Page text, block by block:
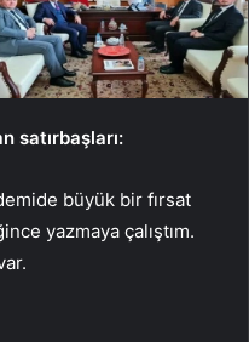
satırbaşları:
büyük bir fırsat
yazmaya çalıştım.